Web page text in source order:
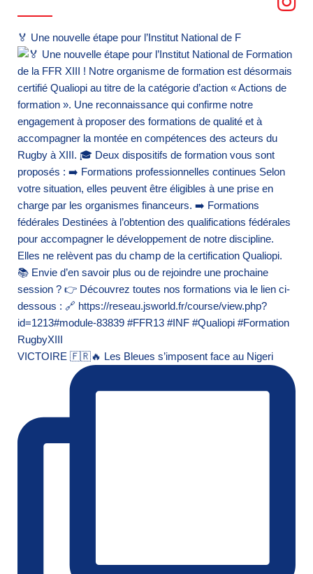
🏅 Une nouvelle étape pour l’Institut National de F
VICTOIRE 🇫🇷🔥 Les Bleues s’imposent face au Nigeri